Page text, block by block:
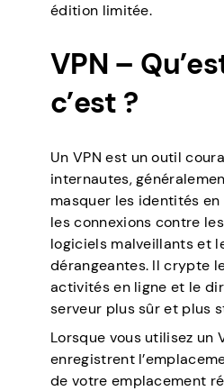
édition limitée.
VPN –
c’est ?
Un VPN est un outil
internautes,
masquer les identités
les connexions contre
logiciels malveillants et
dérangeantes. Il crypte
activités en ligne et le
serveur plus sûr et plus
Lorsque vous utilisez un
enregistrent
de votre emplacement